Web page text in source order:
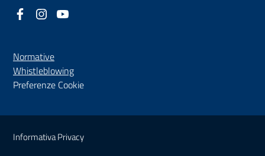
Facebook
(nuova scheda - new tab)
Instagram
(nuova scheda - new tab)
Normative
Whistleblowing(nuova scheda - new tab)
Preferenze Cookie
Sezione Link Utili
Informativa Privacy